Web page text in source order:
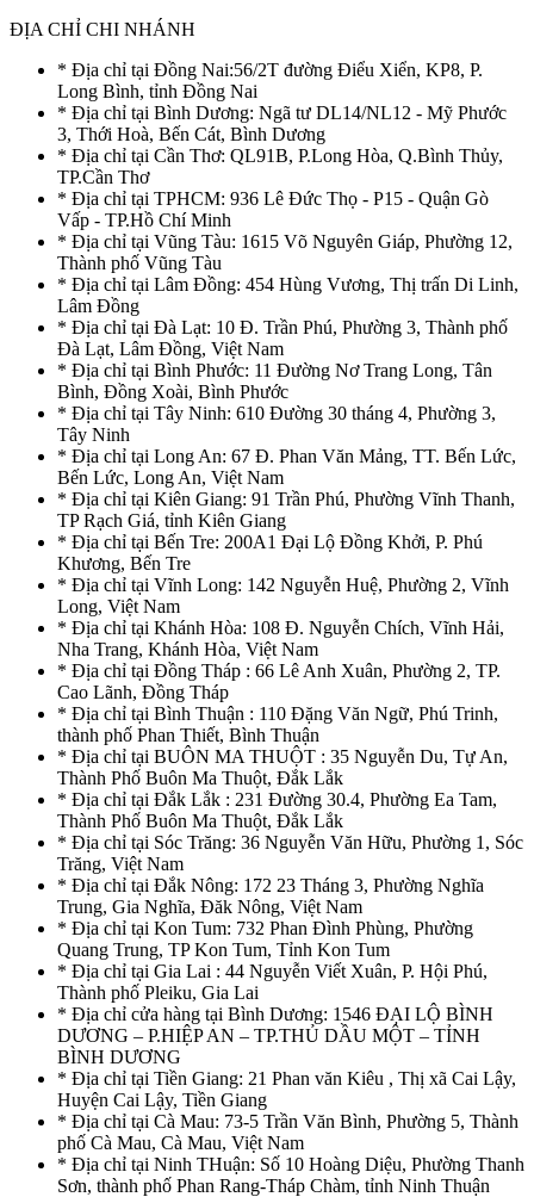
ĐỊA CHỈ CHI NHÁNH
* Địa chỉ tại Đồng Nai:56/2T đường Điểu Xiển, KP8, P.
Long Bình, tỉnh Đồng Nai
* Địa chỉ tại Bình Dương: Ngã tư DL14/NL12 - Mỹ Phước
3, Thới Hoà, Bến Cát, Bình Dương
* Địa chỉ tại Cần Thơ: QL91B, P.Long Hòa, Q.Bình Thủy,
TP.Cần Thơ
* Địa chỉ tại TPHCM: 936 Lê Đức Thọ - P15 - Quận Gò
Vấp - TP.Hồ Chí Minh
* Địa chỉ tại Vũng Tàu: 1615 Võ Nguyên Giáp, Phường 12,
Thành phố Vũng Tàu
* Địa chỉ tại Lâm Đồng: 454 Hùng Vương, Thị trấn Di Linh,
Lâm Đồng
* Địa chỉ tại Đà Lạt: 10 Đ. Trần Phú, Phường 3, Thành phố
Đà Lạt, Lâm Đồng, Việt Nam
* Địa chỉ tại Bình Phước: 11 Đường Nơ Trang Long, Tân
Bình, Đồng Xoài, Bình Phước
* Địa chỉ tại Tây Ninh: 610 Đường 30 tháng 4, Phường 3,
Tây Ninh
* Địa chỉ tại Long An: 67 Đ. Phan Văn Mảng, TT. Bến Lức,
Bến Lức, Long An, Việt Nam
* Địa chỉ tại Kiên Giang: 91 Trần Phú, Phường Vĩnh Thanh,
TP Rạch Giá, tỉnh Kiên Giang
* Địa chỉ tại Bến Tre: 200A1 Đại Lộ Đồng Khởi, P. Phú
Khương, Bến Tre
* Địa chỉ tại Vĩnh Long: 142 Nguyễn Huệ, Phường 2, Vĩnh
Long, Việt Nam
* Địa chỉ tại Khánh Hòa: 108 Đ. Nguyễn Chích, Vĩnh Hải,
Nha Trang, Khánh Hòa, Việt Nam
* Địa chỉ tại Đồng Tháp : 66 Lê Anh Xuân, Phường 2, TP.
Cao Lãnh, Đồng Tháp
* Địa chỉ tại Bình Thuận : 110 Đặng Văn Ngữ, Phú Trinh,
thành phố Phan Thiết, Bình Thuận
* Địa chỉ tại BUÔN MA THUỘT : 35 Nguyễn Du, Tự An,
Thành Phố Buôn Ma Thuột, Đắk Lắk
* Địa chỉ tại Đắk Lắk : 231 Đường 30.4, Phường Ea Tam,
Thành Phố Buôn Ma Thuột, Đắk Lắk
* Địa chỉ tại Sóc Trăng: 36 Nguyễn Văn Hữu, Phường 1, Sóc
Trăng, Việt Nam
* Địa chỉ tại Đắk Nông: 172 23 Tháng 3, Phường Nghĩa
Trung, Gia Nghĩa, Đăk Nông, Việt Nam
* Địa chỉ tại Kon Tum: 732 Phan Đình Phùng, Phường
Quang Trung, TP Kon Tum, Tỉnh Kon Tum
* Địa chỉ tại Gia Lai : 44 Nguyễn Viết Xuân, P. Hội Phú,
Thành phố Pleiku, Gia Lai
* Địa chỉ cửa hàng tại Bình Dương: 1546 ĐẠI LỘ BÌNH
DƯƠNG – P.HIỆP AN – TP.THỦ DẦU MỘT – TỈNH
BÌNH DƯƠNG
* Địa chỉ tại Tiền Giang: 21 Phan văn Kiêu , Thị xã Cai Lậy,
Huyện Cai Lậy, Tiền Giang
* Địa chỉ tại Cà Mau: 73-5 Trần Văn Bình, Phường 5, Thành
phố Cà Mau, Cà Mau, Việt Nam
* Địa chỉ tại Ninh THuận: Số 10 Hoàng Diệu, Phường Thanh
Sơn, thành phố Phan Rang-Tháp Chàm, tỉnh Ninh Thuận